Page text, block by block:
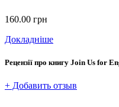
160.00 грн
Докладніше
Рецензії про книгу Join Us for
+ Добавить отзыв